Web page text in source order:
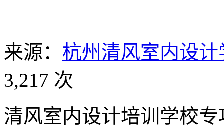
来源： 杭州清风室内设计
3,217 次
清风室内设计培训学校